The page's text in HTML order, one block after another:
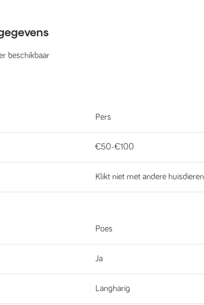
beschikbaar
Pers
€50-€100
Klikt niet met andere huisdieren
Poes
Ja
Langharig